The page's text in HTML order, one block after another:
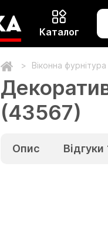
Каталог
Віконна фурнітура
(43567)
Опис Відгуки